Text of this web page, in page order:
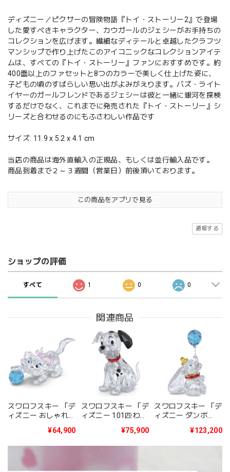
ディズニー／ピクサーの冒険物語『トイ・ストーリー2』で登場
した愛すべきキャラクター、カウガールのジェシーがお手持ちの
コレクションを広げます。繊細なディテールと卓越したクラフツ
マンシップで作り上げたこのアイコニックなコレクションアイテ
ムは、すべての『トイ・ストーリー』ファンにおすすめです。約
400面以上のファセットと8つのカラーで美しく仕上げた姿に、
子どもの頃のすばらしい思い出がよみがえります。バズ・ライト
イヤーのガールフレンドであるジェシーは彼と一緒に銀河を探検
するだけでなく、これまでに発売された『トイ・ストーリー』シ
リーズと合わせるのにもふさわしい作品です
サイズ: 11.9 x 5.2 x 4.1 cm
当店の商品は海外直輸入の正規品、もしくは並行輸入品です。
商品到着まで２～３週間（営業日）前後頂いております。
この商品をアプリで見る
通報する
ショップの評価
すべて 1 0 0
関連商品
スワロフスキー 「デ
ィズニー おしゃれキ
Aristocats - Marie」
¥64,900
スワロフスキー 「デ
ィズニー 101匹わん
Dalmatians -¥75,900
スワロフスキー 「デ
ィズニー ダンボ
¥123,200